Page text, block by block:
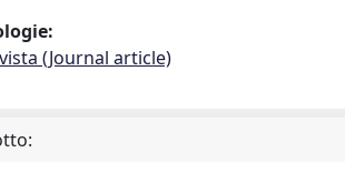
(Journal article)